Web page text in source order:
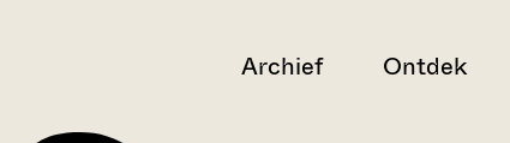
Archief Ontdek